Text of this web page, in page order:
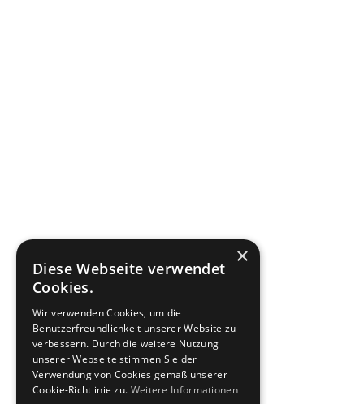
×
Diese Webseite verwendet
Cookies.
Wir verwenden Cookies, um die
Benutzerfreundlichkeit unserer Website zu
verbessern. Durch die weitere Nutzung
unserer Webseite stimmen Sie der
Verwendung von Cookies gemäß unserer
Cookie-Richtlinie zu. Weitere Informationen